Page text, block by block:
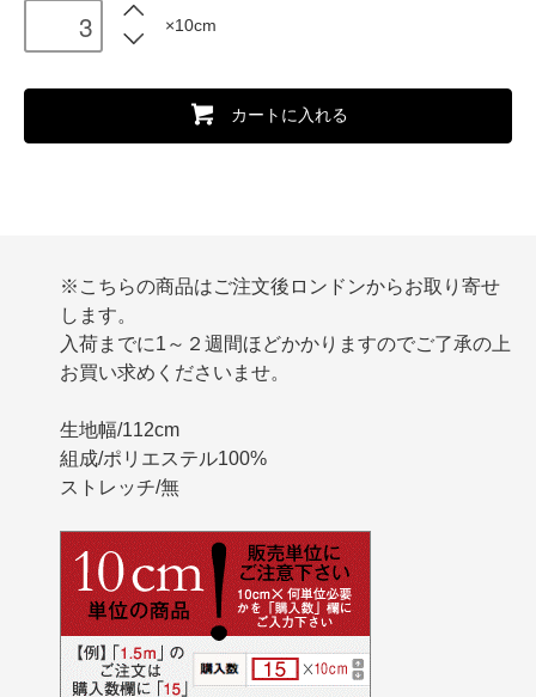
×10cm
カートに入れる
※こちらの商品はご注文後ロンドンからお取り寄せ
します。
入荷までに1～２週間ほどかかりますのでご了承の上
お買い求めくださいませ。
生地幅/112cm
組成/ポリエステル100%
ストレッチ/無